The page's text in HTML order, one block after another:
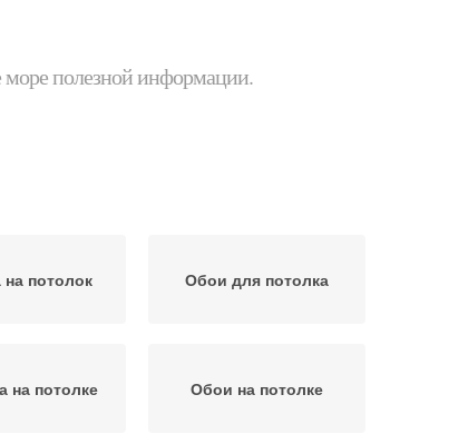
море полезной информации.
потолок Обои для потолка
на потолке Обои на потолке